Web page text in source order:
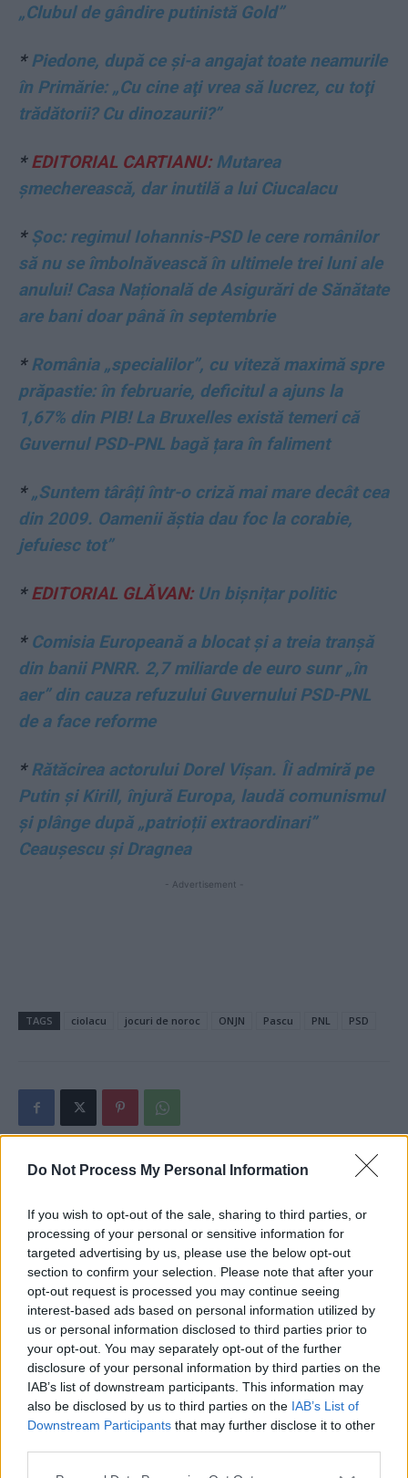
Do Not Process My Personal Information
If you wish to opt-out of the sale, sharing to third parties, or
processing of your personal or sensitive information for
targeted advertising by us, please use the below opt-out
section to confirm your selection. Please note that after your
opt-out request is processed you may continue seeing
interest-based ads based on personal information utilized by
us or personal information disclosed to third parties prior to
your opt-out. You may separately opt-out of the further
disclosure of your personal information by third parties on the
IAB’s list of downstream participants. This information may
also be disclosed by us to third parties on the IAB’s List of
Downstream Participants that may further disclose it to other
„Clubul de gândire putinistă Gold”
*Piedone, după ce și-a angajat toate neamurile
în Primărie: „Cu cine aţi vrea să lucrez, cu toţi
trădătorii? Cu dinozaurii?”
*EDITORIAL CARTIANU:Mutarea
șmecherească, dar inutilă a lui Ciucalacu
* Șoc: regimul Iohannis-PSD le cere românilor
să nu se îmbolnăvească în ultimele trei luni ale
anului! Casa Națională de Asigurări de Sănătate
are bani doar până în septembrie
*România „specialilor”, cu viteză maximă spre
prăpastie: în februarie, deficitul a ajuns la
1,67% din PIB! La Bruxelles există temeri că
Guvernul PSD-PNL bagă țara în faliment
*„Suntem târâți într-o criză mai mare decât cea
din 2009. Oamenii ăștia dau foc la corabie,
jefuiesc tot”
*EDITORIAL GLĂVAN:Un bișnițar politic
* Comisia Europeană a blocat și a treia tranșă
din banii PNRR. 2,7 miliarde de euro sunr „în
aer” din cauza refuzului Guvernului PSD-PNL
de a face reforme
*Rătăcirea actorului Dorel Vișan. Îi admiră pe
Putin și Kirill, înjură Europa, laudă comunismul
și plânge după „patrioții extraordinari”
Ceaușescu și Dragnea
- Advertisement -
TAGS ciolacu jocuri de noroc ONJN Pascu PNL PSD
Iohannis, desființat în „Le
Figaro“: „Nu a înțeles nimic.
Nu are calitățile necesare
pentru funcția de secretar
general al NATO”
VIDEO. Dronele-kamikaze
ucrainene au făcut ravagii pe
teritoriul Rusiei. S-au prăbușit
cu cantități mari de explozibil
peste mai multe uzine
strategice din Moscova,
Ekaterinburg și Ielabuga
Redacţia